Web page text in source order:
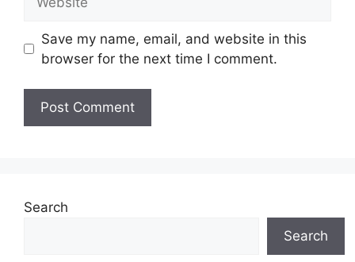
Save my name, email, and website in this
browser for the next time I comment.
Search
Search